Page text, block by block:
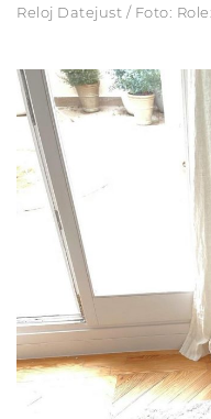
Reloj Datejust / Foto: